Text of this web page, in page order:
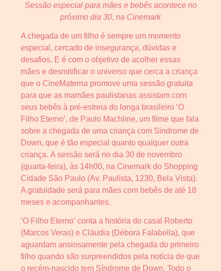
Sessão especial para mães e bebês acontece no
próximo dia 30, na Cinemark
A chegada de um filho é sempre um momento
especial, cercado de insegurança, dúvidas e
desafios. E é com o objetivo de acolher essas
mães e desmitificar o universo que cerca a criança
que o CineMaterna promove uma sessão gratuita
para que as mamães paulistanas assistam com
seus bebês à pré-estreia do longa brasileiro ‘O
Filho Eterno’, de Paulo Machline, um filme que fala
sobre a chegada de uma criança com Sindrome de
Down, que é tão especial quanto qualquer outra
criança. A sessão será no dia 30 de novembro
(quarta-feira), às 14h00, na Cinemark do Shopping
Cidade São Paulo (Av. Paulista, 1230, Bela Vista).
A gratuidade será para mães com bebês de até 18
meses e acompanhantes.
‘O Filho Eterno’ conta a história do casal Roberto
(Marcos Veras) e Cláudia (Débora Falabella), que
aguardam ansiosamente pela chegada do primeiro
filho quando são surpreendidos pela notícia de que
o recém-nascido tem Síndrome de Down. Todo o